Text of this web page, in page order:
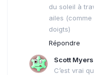
du soleil à
ailes
doigts)
Répondre
Scott Myers
C’est vrai